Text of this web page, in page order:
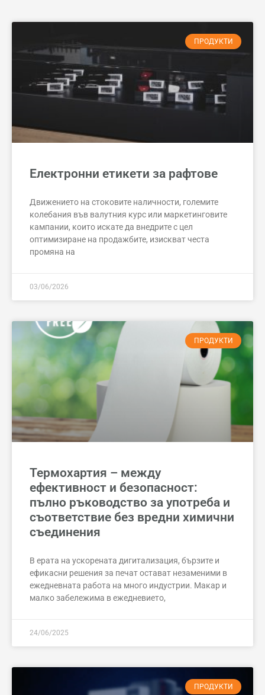
ПРОДУКТИ
Електронни етикети за рафтове
Движението на стоковите наличности, големите
колебания във валутния курс или маркетинговите
кампании, които искате да внедрите с цел
оптимизиране на продажбите, изискват честа
промяна на
03/06/2026
ПРОДУКТИ
Термохартия – между
ефективност и безопасност:
пълно ръководство за употреба и
съответствие без вредни химични
съединения
В ерата на ускорената дигитализация, бързите и
ефикасни решения за печат остават незаменими в
ежедневната работа на много индустрии. Макар и
малко забележима в ежедневието,
24/06/2025
ПРОДУКТИ